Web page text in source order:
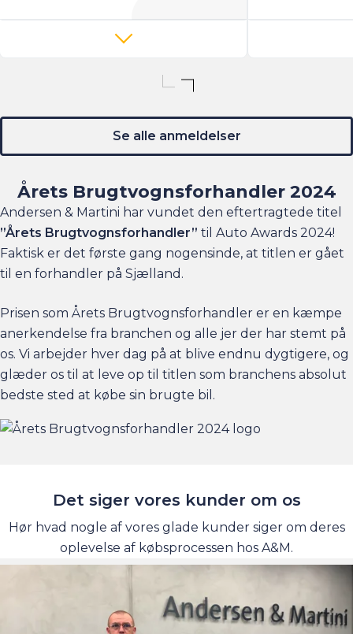
Se alle anmeldelser
Årets Brugtvognsforhandler 2024
Andersen & Martini har vundet den eftertragtede titel
”Årets Brugtvognsforhandler” til Auto Awards 2024!
Faktisk er det første gang nogensinde, at titlen er gået
til en forhandler på Sjælland.
Prisen som Årets Brugtvognsforhandler er en kæmpe
anerkendelse fra branchen og alle jer der har stemt på
os. Vi arbejder hver dag på at blive endnu dygtigere, og
glæder os til at leve op til titlen som branchens absolut
bedste sted at købe sin brugte bil.
Det siger vores kunder om os
Hør hvad nogle af vores glade kunder siger om deres
oplevelse af købsprocessen hos A&M.